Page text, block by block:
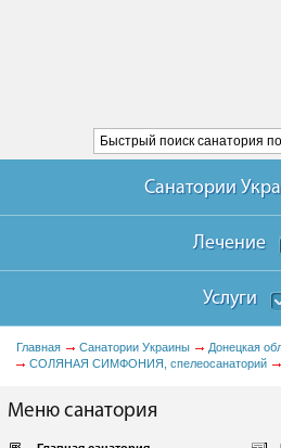
Санатории
Лечение
Услуги
Главная Санатории Украины Донецкая
СОЛЯНАЯ СИМФОНИЯ, спелеосанаторий
Меню санатория